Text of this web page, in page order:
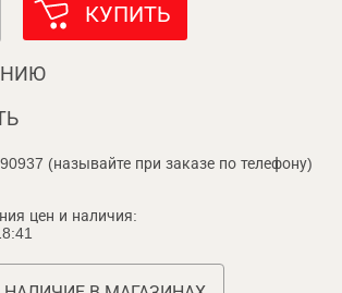
КУПИТЬ
(называйте при заказе по телефону)
цен и наличия: